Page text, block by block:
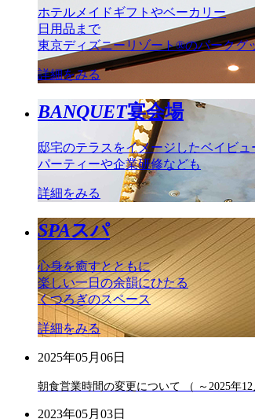
ホテルメイドギフトやベーカリー
日用品まで
東京ディズニーリゾート®のパークグ
詳細をみる
BANQUET宴会場
邸宅のテラスをイメージしたベイビュ
パーティーや企業研修なども
詳細をみる
SPAスパ
心身を癒すとともに
楽しい一日の余韻にひたる
くつろぎのスペース
詳細をみる
2025年05月06日
朝食営業時間の変更について （ ～2025年12
2023年05月03日